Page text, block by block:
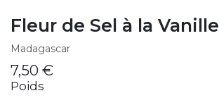
Fleur de Sel à la Vanille
Madagascar
7,50 €
Poids